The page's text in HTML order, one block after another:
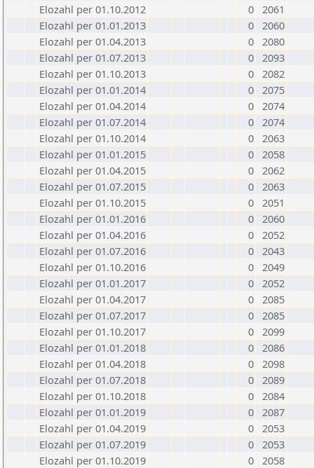
Elozahl per 01.10.2012
0 2061
Elozahl per 01.01.2013
0 2060
Elozahl per 01.04.2013
0 2080
Elozahl per 01.07.2013
0 2093
Elozahl per 01.10.2013
0 2082
Elozahl per 01.01.2014
0 2075
Elozahl per 01.04.2014
0 2074
Elozahl per 01.07.2014
0 2074
Elozahl per 01.10.2014
0 2063
Elozahl per 01.01.2015
0 2058
Elozahl per 01.04.2015
0 2062
Elozahl per 01.07.2015
0 2063
Elozahl per 01.10.2015
0 2051
Elozahl per 01.01.2016
0 2060
Elozahl per 01.04.2016
0 2052
Elozahl per 01.07.2016
0 2043
Elozahl per 01.10.2016
0 2049
Elozahl per 01.01.2017
0 2052
Elozahl per 01.04.2017
0 2085
Elozahl per 01.07.2017
0 2085
Elozahl per 01.10.2017
0 2099
Elozahl per 01.01.2018
0 2086
Elozahl per 01.04.2018
0 2098
Elozahl per 01.07.2018
0 2089
Elozahl per 01.10.2018
0 2084
Elozahl per 01.01.2019
0 2087
Elozahl per 01.04.2019
0 2053
Elozahl per 01.07.2019
0 2053
Elozahl per 01.10.2019
0 2058